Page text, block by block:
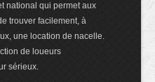
national qui permet aux
trouver facilement, à
une location de nacelle.
de loueurs
sérieux.